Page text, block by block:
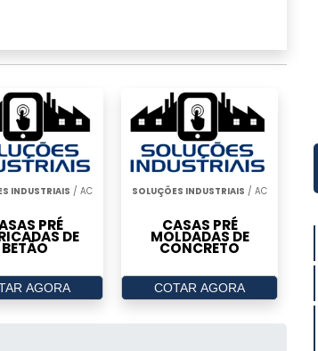
INDUSTRIAIS / AC
PRÉ
DE
BETÃO
AGORA
SOLUÇÕES INDUSTRIAIS / AC
CASAS PRÉ
MOLDADAS DE
CONCRETO
COTAR AGORA